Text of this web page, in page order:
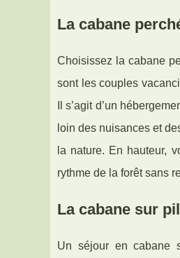
La cabane
Choisissez la cabane
sont les couples
Il s’agit d’un
loin des nuisances et
la nature. En hauteur,
rythme de la forêt sans
La cabane sur
Un séjour en cabane